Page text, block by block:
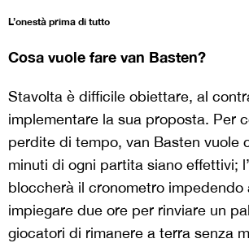
L’onestà prima di tutto
Cosa vuole fare van Basten?
Stavolta è difficile obiettare, al
implementare la sua proposta. Per
perdite di tempo, van Basten vuole
minuti di ogni partita siano effettivi;
bloccherà il cronometro impedendo
impiegare due ore per rinviare un
giocatori di rimanere a terra senza